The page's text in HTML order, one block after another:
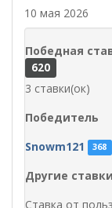
10 мая 2026
Победная
620
3 ставки(ок)
Победитель
Snowm121
368
Другие ставки
Ставка от